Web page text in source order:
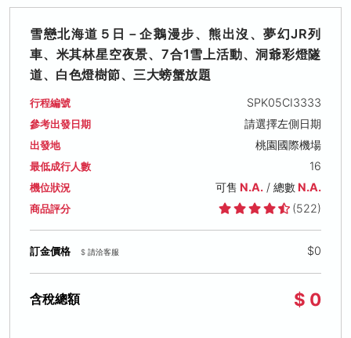
雪戀北海道５日－企鵝漫步、熊出沒、夢幻JR列
車、米其林星空夜景、7合1雪上活動、洞爺彩燈隧
道、白色燈樹節、三大螃蟹放題
行程編號 SPK05CI3333
參考出發日期 請選擇左側日期
出發地 桃園國際機場
最低成行人數 16
機位狀況 可售 N.A./ 總數N.A.
商品評分 (522)
訂金價格 $ 請洽客服 $0
含稅總額 $ 0